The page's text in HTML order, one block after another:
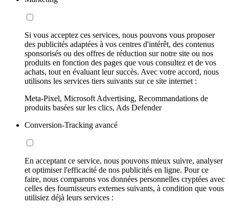
Si vous acceptez ces services, nous pouvons vous proposer
des publicités adaptées à vos centres d'intérêt, des contenus
sponsorisés ou des offres de réduction sur notre site ou nos
produits en fonction des pages que vous consultez et de vos
achats, tout en évaluant leur succès. Avec votre accord, nous
utilisons les services tiers suivants sur ce site internet :
Meta-Pixel, Microsoft Advertising, Recommandations de
produits basées sur les clics, Ads Defender
Conversion-Tracking avancé
En acceptant ce service, nous pouvons mieux suivre, analyser
et optimiser l'efficacité de nos publicités en ligne. Pour ce
faire, nous comparons vos données personnelles cryptées avec
celles des fournisseurs externes suivants, à condition que vous
utilisiez déjà leurs services :